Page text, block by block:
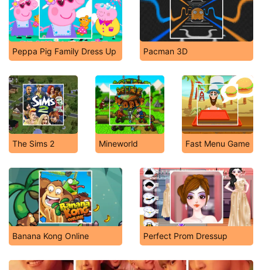
Peppa Pig Family Dress Up Pacman 3D
The Sims 2 Mineworld Fast Menu Game
Banana Kong Online Perfect Prom Dressup